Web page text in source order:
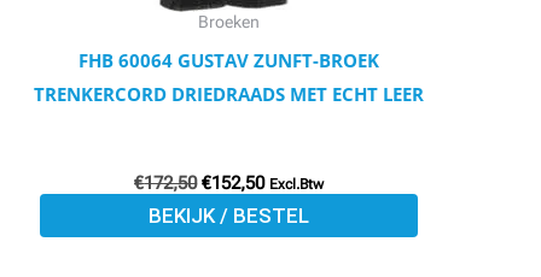
Broeken
FHB 60064 GUSTAV ZUNFT-BROEK
TRENKERCORD DRIEDRAADS MET ECHT LEER
€172,50 €152,50 Excl.Btw
BEKIJK / BESTEL
worden